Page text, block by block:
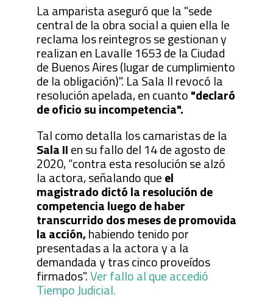
La amparista aseguró que la "sede
central de la obra social a quien ella le
reclama los reintegros se gestionan y
realizan en Lavalle 1653 de la Ciudad
de Buenos Aires (lugar de cumplimiento
de la obligación)". La Sala II revocó la
resolución apelada, en cuanto"declaró
de oficio su incompetencia".
Tal como detalla los camaristas de la
Sala IIen su fallo del 14 de agosto de
2020, “contra esta resolución se alzó
la actora, señalando queel
magistrado dictó la resolución de
competencia luego de haber
transcurrido dos meses de promovida
la acción,habiendo tenido por
presentadas a la actora y a la
demandada y tras cinco proveídos
firmados".Ver fallo al que accedió
Tiempo Judicial.